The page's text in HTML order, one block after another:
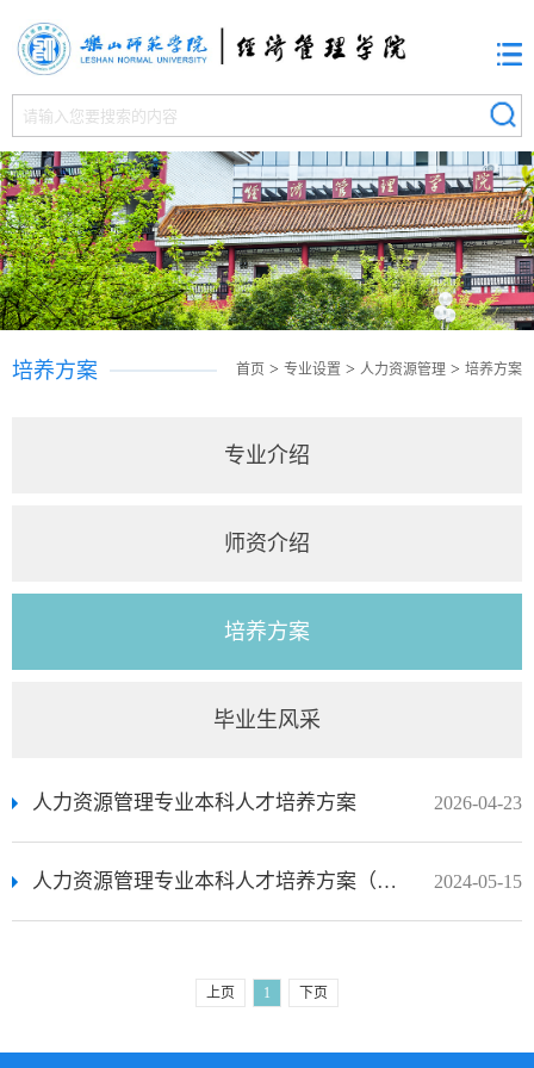
首页 > 专业设置 > 人力资源管理 > 培养方案
培养方案
专业介绍
师资介绍
培养方案
毕业生风采
人力资源管理专业本科人才培养方案 2026-04-23
人力资源管理专业本科人才培养方案（2023年版） 2024-05-15
上页 1 下页